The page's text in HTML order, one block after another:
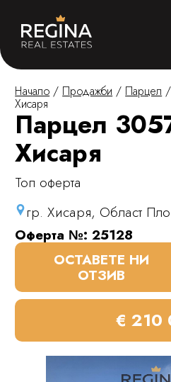
Начало / Продажби / Парцел /
Хисаря
Парцел
Хисаря
Топ оферта
гр. Хисаря, Област
Оферта №: 25128
ОСТАВЕТЕ НИ
ОТЗИВ
€ 210